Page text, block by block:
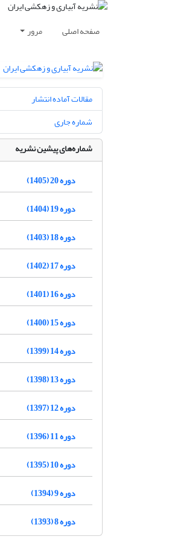
صفحه اصلی مرور
مقالات آماده انتشار
شماره جاری
شماره‌های پیشین نشریه
دوره 20 (1405)
دوره 19 (1404)
دوره 18 (1403)
دوره 17 (1402)
دوره 16 (1401)
دوره 15 (1400)
دوره 14 (1399)
دوره 13 (1398)
دوره 12 (1397)
دوره 11 (1396)
دوره 10 (1395)
دوره 9 (1394)
دوره 8 (1393)